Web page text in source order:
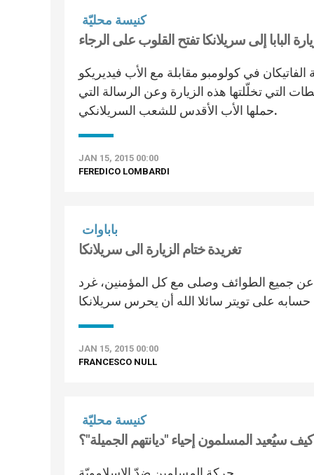
كنيسة محليّة
البابا إلى سريلانكا تفتح القلوب على الرجاء
في كولومبو مقابلة مع الأب فيديريكو
التي تخلّلتها هذه الزيارة وعن الرسالة التي
حملها الأب الأقدس للشعب السريلانكي.
JAN 15, 2015 00:00
FEREDICO LOMBARDI
باباوات
تغريدة ختام الزيارة الى سريلانكا
عن جميع الطوائف وصلى مع كل المؤمنين، غرد
JAN 15, 2015 00:00
FRANCESCO NULL
كنيسة محليّة
كيف سيُعيد المسلمون إحياء "ديانتهم الجميلة"؟